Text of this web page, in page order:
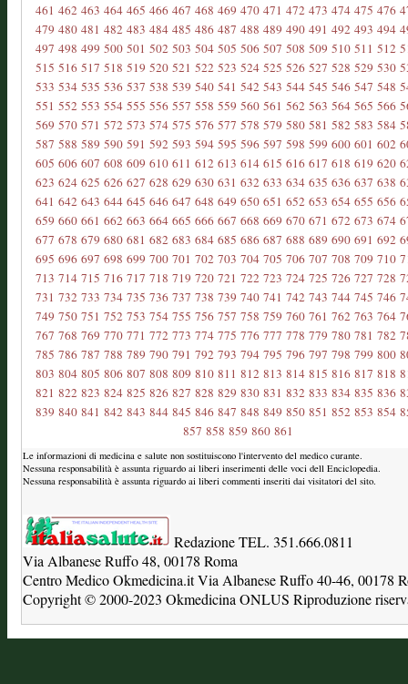
461 462 463 464 465 466 467 468 469 470 471 472 473 474 475 476
479 480 481 482 483 484 485 486 487 488 489 490 491 492 493 494
497 498 499 500 501 502 503 504 505 506 507 508 509 510 511 512
515 516 517 518 519 520 521 522 523 524 525 526 527 528 529 530
533 534 535 536 537 538 539 540 541 542 543 544 545 546 547 548
551 552 553 554 555 556 557 558 559 560 561 562 563 564 565 566
569 570 571 572 573 574 575 576 577 578 579 580 581 582 583 584
587 588 589 590 591 592 593 594 595 596 597 598 599 600 601 602
605 606 607 608 609 610 611 612 613 614 615 616 617 618 619 620
623 624 625 626 627 628 629 630 631 632 633 634 635 636 637 638
641 642 643 644 645 646 647 648 649 650 651 652 653 654 655 656
659 660 661 662 663 664 665 666 667 668 669 670 671 672 673 674
677 678 679 680 681 682 683 684 685 686 687 688 689 690 691 692
695 696 697 698 699 700 701 702 703 704 705 706 707 708 709 710
713 714 715 716 717 718 719 720 721 722 723 724 725 726 727 728
731 732 733 734 735 736 737 738 739 740 741 742 743 744 745 746
749 750 751 752 753 754 755 756 757 758 759 760 761 762 763 764
767 768 769 770 771 772 773 774 775 776 777 778 779 780 781 782
785 786 787 788 789 790 791 792 793 794 795 796 797 798 799 800
803 804 805 806 807 808 809 810 811 812 813 814 815 816 817 818
821 822 823 824 825 826 827 828 829 830 831 832 833 834 835 836
839 840 841 842 843 844 845 846 847 848 849 850 851 852 853 854
857 858 859 860 861
Le informazioni di medicina e salute non sostituiscono l'intervento del medico curante.
Nessuna responsabilità è assunta riguardo ai liberi inserimenti delle voci dell Enciclopedia.
Nessuna responsabilità è assunta riguardo ai liberi commenti inseriti dai visitatori del sito.
Redazione TEL. 351.666.0811
Via Albanese Ruffo 48, 00178 Roma
Centro Medico Okmedicina.it Via Albanese Ruffo 40-46, 00178
Copyright © 2000-2023 Okmedicina ONLUS Riproduzione